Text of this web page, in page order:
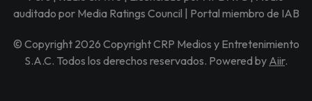
auditado por Media Ratings Council | Portal miembro de IAB
© Copyright 2026 Copyright CRP Medios y Entretenimiento
S.A.C. Todos los derechos reservados. Powered by Aiir.